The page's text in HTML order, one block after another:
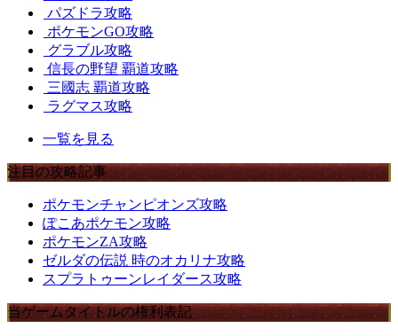
パズドラ攻略
ポケモンGO攻略
グラブル攻略
信長の野望 覇道攻略
三國志 覇道攻略
ラグマス攻略
一覧を見る
注目の攻略記事
ポケモンチャンピオンズ攻略
ぽこあポケモン攻略
ポケモンZA攻略
ゼルダの伝説 時のオカリナ攻略
スプラトゥーンレイダース攻略
当ゲームタイトルの権利表記